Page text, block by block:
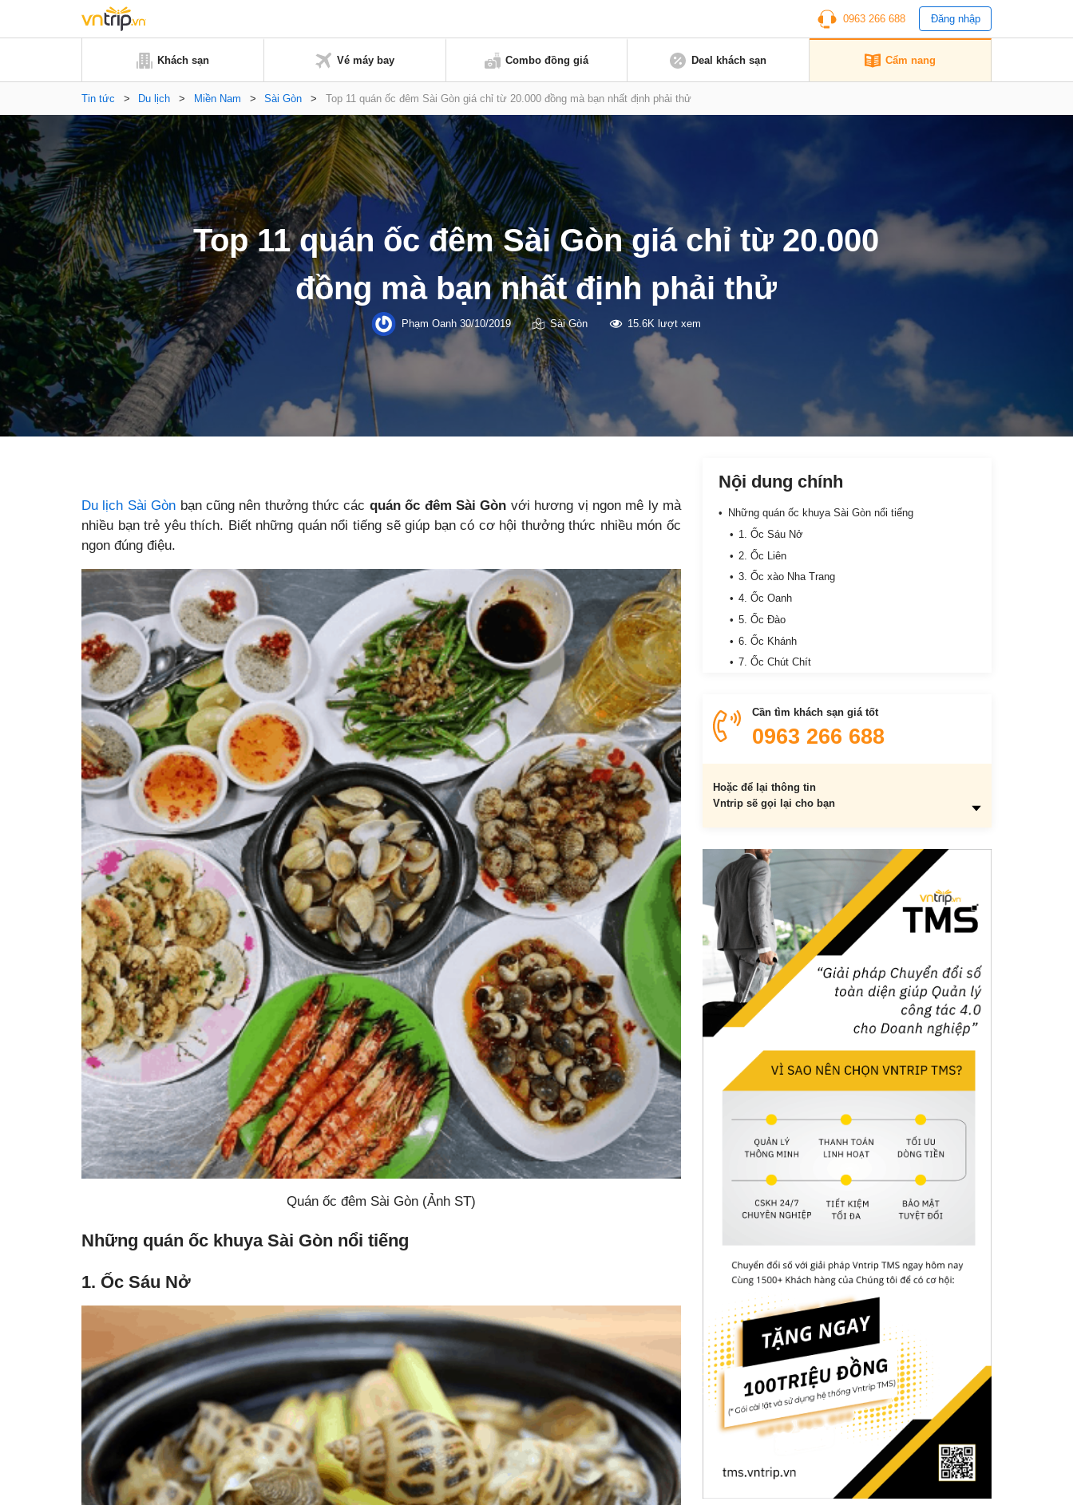
0963 266 688 Đăng nhập
Khách sạn Vé máy bay Combo đồng giá Deal khách sạn Cẩm nang
Tin tức > Du lịch > Miền Nam > Sài Gòn > Top 11 quán ốc đêm Sài Gòn giá chỉ từ 20.000 đồng mà bạn nhất định phải thử
Top 11 quán ốc đêm Sài Gòn giá chỉ từ 20.000
đồng mà bạn nhất định phải thử
Phạm Oanh30/10/2019 Sài Gòn 15.6K lượt xem
Du lịch Sài Gòn bạn cũng nên thưởng thức các quán ốc đêm Sài Gòn với hương vị ngon mê ly mà
nhiều bạn trẻ yêu thích. Biết những quán nổi tiếng sẽ giúp bạn có cơ hội thưởng thức nhiều món ốc
ngon đúng điệu.
Quán ốc đêm Sài Gòn (Ảnh ST)
Những quán ốc khuya Sài Gòn nổi tiếng
1. Ốc Sáu Nở
Nội dung chính
Những quán ốc khuya Sài Gòn nổi tiếng
1. Ốc Sáu Nở
2. Ốc Liên
3. Ốc xào Nha Trang
4. Ốc Oanh
5. Ốc Đào
6. Ốc Khánh
7. Ốc Chút Chít
9. Ốc 2B
10. Quán ốc Mai
11. Quán ốc Ấy
Cần tìm khách sạn giá tốt
0963 266 688
Hoặc để lại thông tin
Vntrip sẽ gọi lại cho bạn